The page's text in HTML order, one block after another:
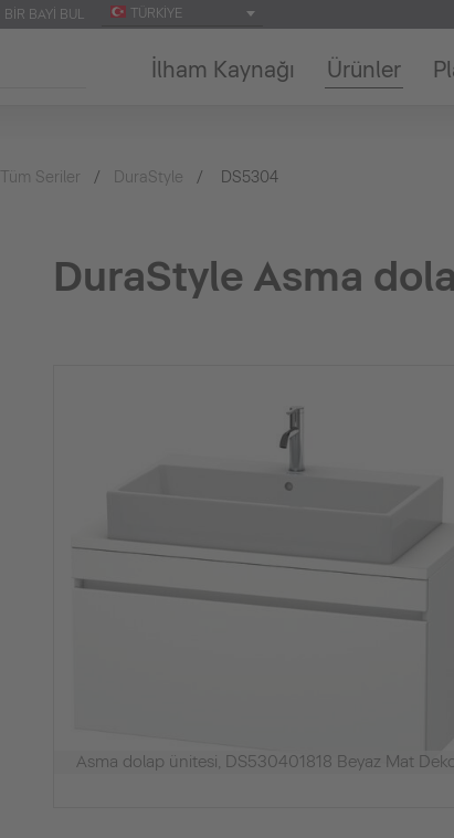
BIR BAYI BUL TÜRKIYE
İlham Kaynağı Ürünler
Tüm Seriler DuraStyle DS5304
DuraStyle Asma
Asma dolap ünitesi, DS530401818 Beyaz Mat